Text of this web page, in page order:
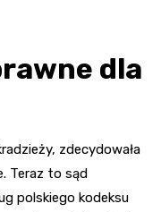
dla
zdecydowała
Teraz to sąd
polskiego kodeksu